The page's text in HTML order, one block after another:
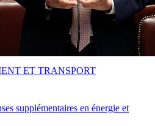
supplémentaires en énergie et
ET TRANSPORT